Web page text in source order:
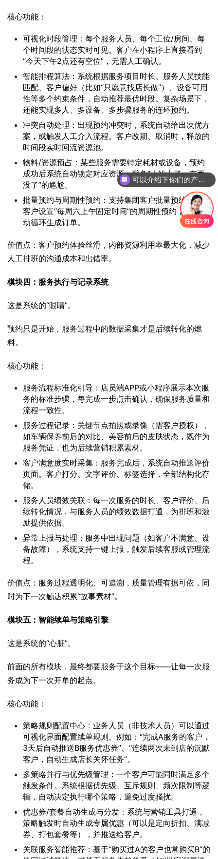
核心功能：
可视化时段管理：每个服务人员、每个工位/房间、每
个时间段的状态实时可见。客户在小程序上直接看到
“今天下午2点还有空位”，无需人工确认。
智能排程算法：系统根据服务项目时长、服务人员技能
匹配、客户偏好（比如“只愿意找店长做”）、设备可用
性等多个约束条件，自动推荐最优时段。复杂场景下，
还能实现多人、多设备、多步骤服务的连环预约。
冲突自动处理：出现预约冲突时，系统自动给出次优方
案，或触发人工介入流程。客户改期、取消时，释放的
时间段实时回流资源池。
物料/资源预占：某些服务需要特定耗材或设备，预约
成功后系统自动锁定对应资源，避免“人约上了，东西
没了”的尴尬。
批量预约与周期性预约：支持集团客户批量预约、个人
客户设置“每周六上午固定时间”的周期性预约，系统自
动循环生成订单。
价值点：客户预约体验丝滑，内部资源利用率最大化，减少
人工排班的沟通成本和出错率。
模块四：服务执行与记录系统
这是系统的“眼睛”。
预约只是开始，服务过程中的数据采集才是后续转化的燃
料。
核心功能：
服务流程标准化引导：店员端APP或小程序展示本次服
务的标准步骤，每完成一步点击确认，确保服务质量和
流程一致性。
服务过程记录：关键节点拍照或录像（需客户授权），
如车辆保养前后的对比、美容前后的皮肤状态，既作为
服务凭证，也为后续营销积累素材。
客户满意度实时采集：服务完成后，系统自动推送评价
页面。客户打分、文字评价、标签选择，全部结构化存
储。
服务人员绩效关联：每一次服务的时长、客户评价、后
续转化情况，与服务人员的绩效数据打通，为排班和激
励提供依据。
异常上报与处理：服务中出现问题（如客户不满意、设
备故障），系统支持一键上报，触发后续客服或管理流
程。
价值点：服务过程透明化、可追溯，质量管理有据可依，同
时为下一次触达积累“故事素材”。
模块五：智能续单与策略引擎
这是系统的“心脏”。
前面的所有模块，最终都要服务于这个目标——让每一次服
务成为下一次开单的起点。
核心功能：
策略规则配置中心：业务人员（非技术人员）可以通过
可视化界面配置续单规则。例如：“完成A服务的客户，
3天后自动推送B服务优惠券”、“连续两次未到店的沉默
客户，自动生成店长关怀任务”。
多策略并行与优先级管理：一个客户可能同时满足多个
触发条件。系统根据优先级、互斥规则、频次限制等逻
辑，自动决定执行哪个策略，避免过度骚扰。
优惠券/套餐自动生成与分发：系统与营销工具打通，
策略触发时自动生成专属优惠（可以是定向折扣、满减
券、打包套餐等），并推送给客户。
关联服务智能推荐：基于“购买过A的客户也常购买B”的
可以介绍下你们的产品么
你们是怎么收费的呢